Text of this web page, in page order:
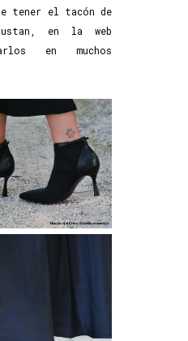
tener el tacón de
en la web
en muchos